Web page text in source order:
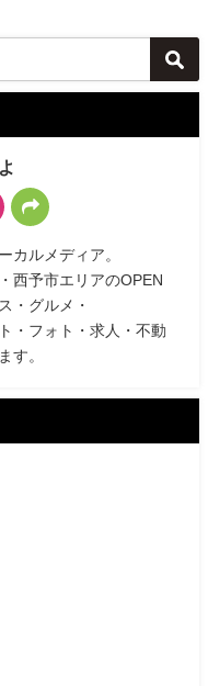
カルメディア。
西予市エリアのOPEN
・グルメ・
・フォト・求人・不動
す。